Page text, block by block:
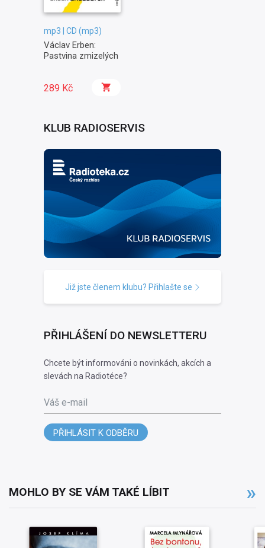
mp3 | CD (mp3)
Václav Erben:
Pastvina zmizelých
289 Kč
KLUB RADIOSERVIS
Již jste členem klubu? Přihlašte se
PŘIHLÁŠENÍ DO NEWSLETTERU
Chcete být informováni o novinkách, akcích a
slevách na Radiotéce?
Váš e-mail
PŘIHLÁSIT K ODBĚRU
MOHLO BY SE VÁM TAKÉ LÍBIT